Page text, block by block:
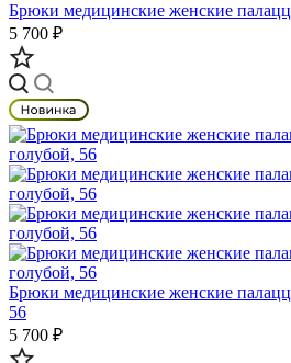
Брюки медицинские женские
5 700 ₽
Брюки медицинские женские
56
5 700 ₽